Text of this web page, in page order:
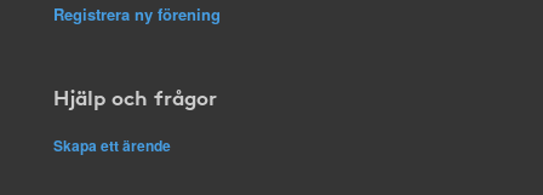
Registrera ny förening
Hjälp och frågor
Skapa ett ärende